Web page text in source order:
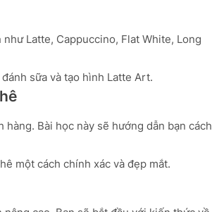
Latte, Cappuccino, Flat White, Long
sữa và tạo hình Latte Art.
Bài học này sẽ hướng dẫn bạn cách
một cách chính xác và đẹp mắt.